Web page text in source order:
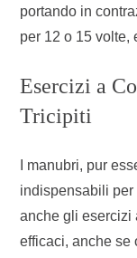
portando in
per 12 o 15 volte,
Esercizi a
Tricipiti
I manubri, pur
indispensabili
anche gli esercizi
efficaci, anche se